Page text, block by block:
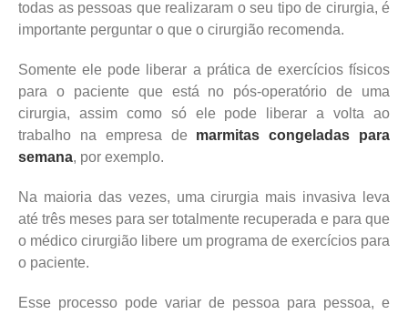
todas as pessoas que realizaram o seu tipo de cirurgia, é
importante perguntar o que o cirurgião recomenda.
Somente ele pode liberar a prática de exercícios físicos
para o paciente que está no pós-operatório de uma
cirurgia, assim como só ele pode liberar a volta ao
trabalho na empresa de marmitas congeladas para
semana, por exemplo.
Na maioria das vezes, uma cirurgia mais invasiva leva
até três meses para ser totalmente recuperada e para que
o médico cirurgião libere um programa de exercícios para
o paciente.
Esse processo pode variar de pessoa para pessoa, e